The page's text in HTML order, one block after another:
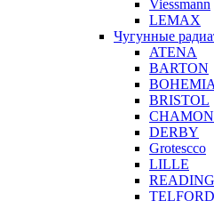
Viessmann
LEMAX
Чугунные
ATENA
BARTON
BOHEMIA
BRISTOL
DERBY
Grotescco
LILLE
READING
TELFORD